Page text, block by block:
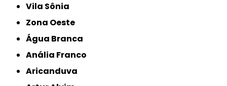
Vila Sônia
Zona Oeste
Água Branca
Anália Franco
Aricanduva